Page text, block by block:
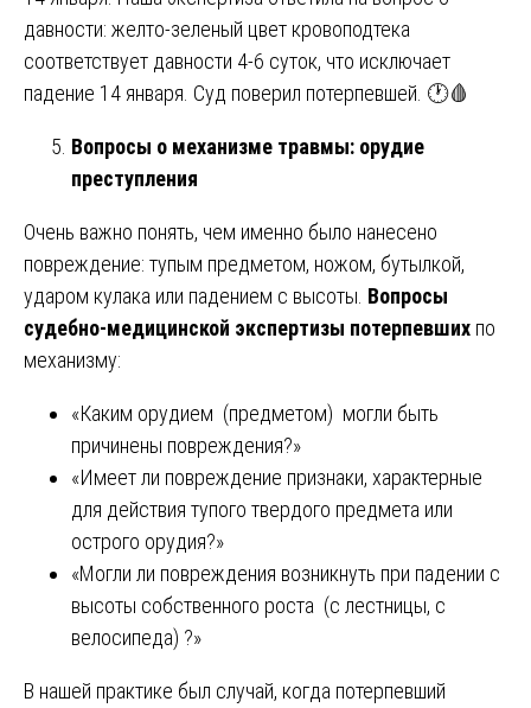
давности: желто-зеленый цвет кровоподтека
соответствует давности 4-6 суток, что исключает
падение 14 января. Суд поверил потерпевшей. 🕐🩸
Вопросы о механизме травмы: орудие
преступления
Очень важно понять, чем именно было нанесено
повреждение: тупым предметом, ножом, бутылкой,
ударом кулака или падением с высоты. Вопросы
судебно-медицинской экспертизы потерпевших по
механизму:
«Каким орудием (предметом) могли быть
причинены повреждения?»
«Имеет ли повреждение признаки, характерные
для действия тупого твердого предмета или
острого орудия?»
«Могли ли повреждения возникнуть при падении с
высоты собственного роста (с лестницы, с
велосипеда) ?»
В нашей практике был случай, когда потерпевший